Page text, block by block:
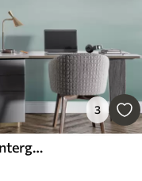
3
Fototapeten Blauer ombre Hintergrund